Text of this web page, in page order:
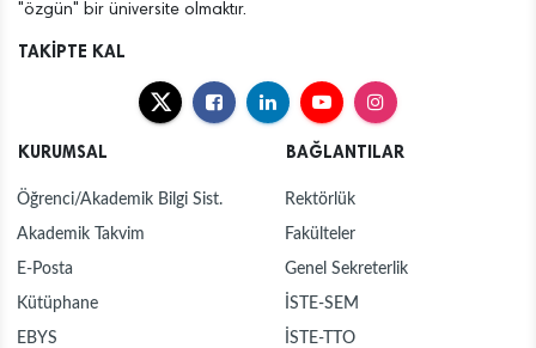
"özgün" bir üniversite olmaktır.
TAKİPTE KAL
KURUMSAL
Öğrenci/Akademik Bilgi Sist.
Akademik Takvim
E-Posta
Kütüphane
EBYS
BAĞLANTILAR
Rektörlük
Fakülteler
Genel Sekreterlik
İSTE-SEM
İSTE-TTO